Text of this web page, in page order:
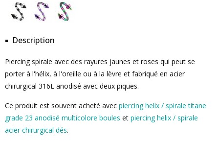
Description
Piercing spirale avec des rayures jaunes et roses qui peut se
porter à l'hélix, à l'oreille ou à la lèvre et fabriqué en acier
chirurgical 316L anodisé avec deux piques.
Ce produit est souvent acheté avec piercing helix / spirale titane
grade 23 anodisé multicolore boules et piercing helix / spirale
acier chirurgical dés.